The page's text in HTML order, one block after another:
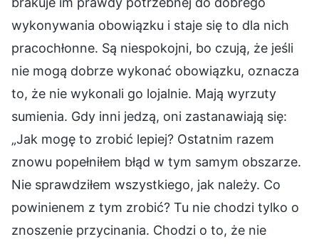
wykonywania obowiązku i staje się to dla nich
pracochłonne. Są niespokojni, bo czują, że jeśli
nie mogą dobrze wykonać obowiązku, oznacza
to, że nie wykonali go lojalnie. Mają wyrzuty
sumienia. Gdy inni jedzą, oni zastanawiają się:
„Jak mogę to zrobić lepiej? Ostatnim razem
znowu popełniłem błąd w tym samym obszarze.
Nie sprawdziłem wszystkiego, jak należy. Co
powinienem z tym zrobić? Tu nie chodzi tylko o
znoszenie przycinania. Chodzi o to, że nie